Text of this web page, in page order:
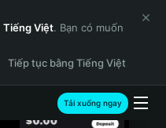
Tiếng Việt. Bạn có muốn
Tiếp tục bằng Tiếng Việt
Tải xuống ngay